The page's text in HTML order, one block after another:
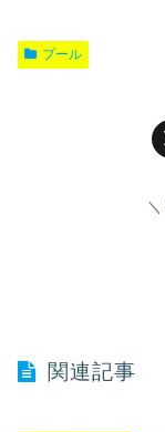
プール
関連記事